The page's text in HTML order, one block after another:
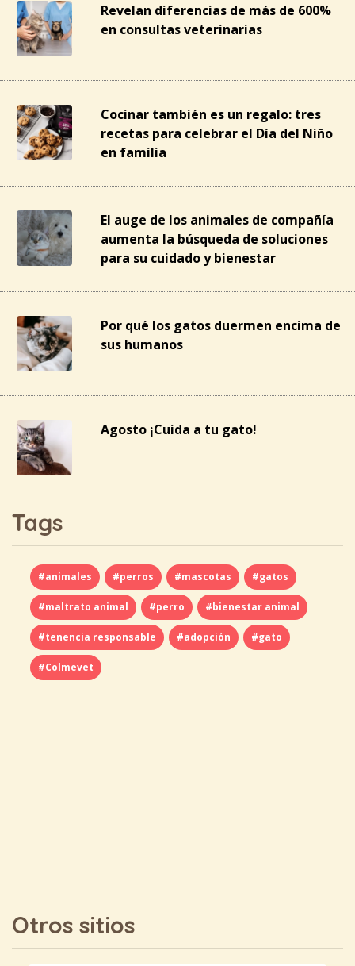
Revelan diferencias de más de 600%
en consultas veterinarias
Cocinar también es un regalo: tres
recetas para celebrar el Día del Niño
en familia
El auge de los animales de compañía
aumenta la búsqueda de soluciones
para su cuidado y bienestar
Por qué los gatos duermen encima de
sus humanos
Agosto ¡Cuida a tu gato!
Tags
#animales #perros #mascotas #gatos
#maltrato animal #perro #bienestar animal
#tenencia responsable #adopción #gato
#Colmevet
Otros sitios